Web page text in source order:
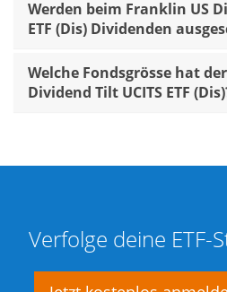
Werden beim Franklin US
ETF (Dis) Dividenden
Welche Fondsgrösse hat
Dividend Tilt UCITS ETF
Verfolge deine ETF-